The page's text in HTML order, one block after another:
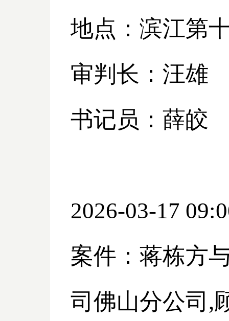
地点：滨江第
审判长：汪雄
书记员：薛皎
2026-03-17
案件：蒋栋方
司佛山分公司 ,